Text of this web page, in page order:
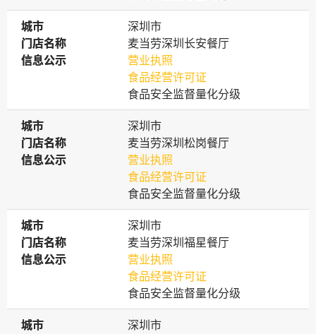
城市
城市
深圳市
门店名称
门店名称
麦当劳深圳长安餐厅
信息公示
信息公示
营业执照
食品经营许可证
食品安全监督量化分级
城市
城市
深圳市
门店名称
门店名称
麦当劳深圳松岗餐厅
信息公示
信息公示
营业执照
食品经营许可证
食品安全监督量化分级
城市
城市
深圳市
门店名称
门店名称
麦当劳深圳福星餐厅
信息公示
信息公示
营业执照
食品经营许可证
食品安全监督量化分级
城市
城市
深圳市